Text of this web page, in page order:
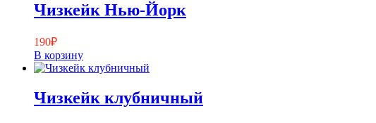
Чизкейк Нью-Йорк
190₽
В корзину
Чизкейк клубничный